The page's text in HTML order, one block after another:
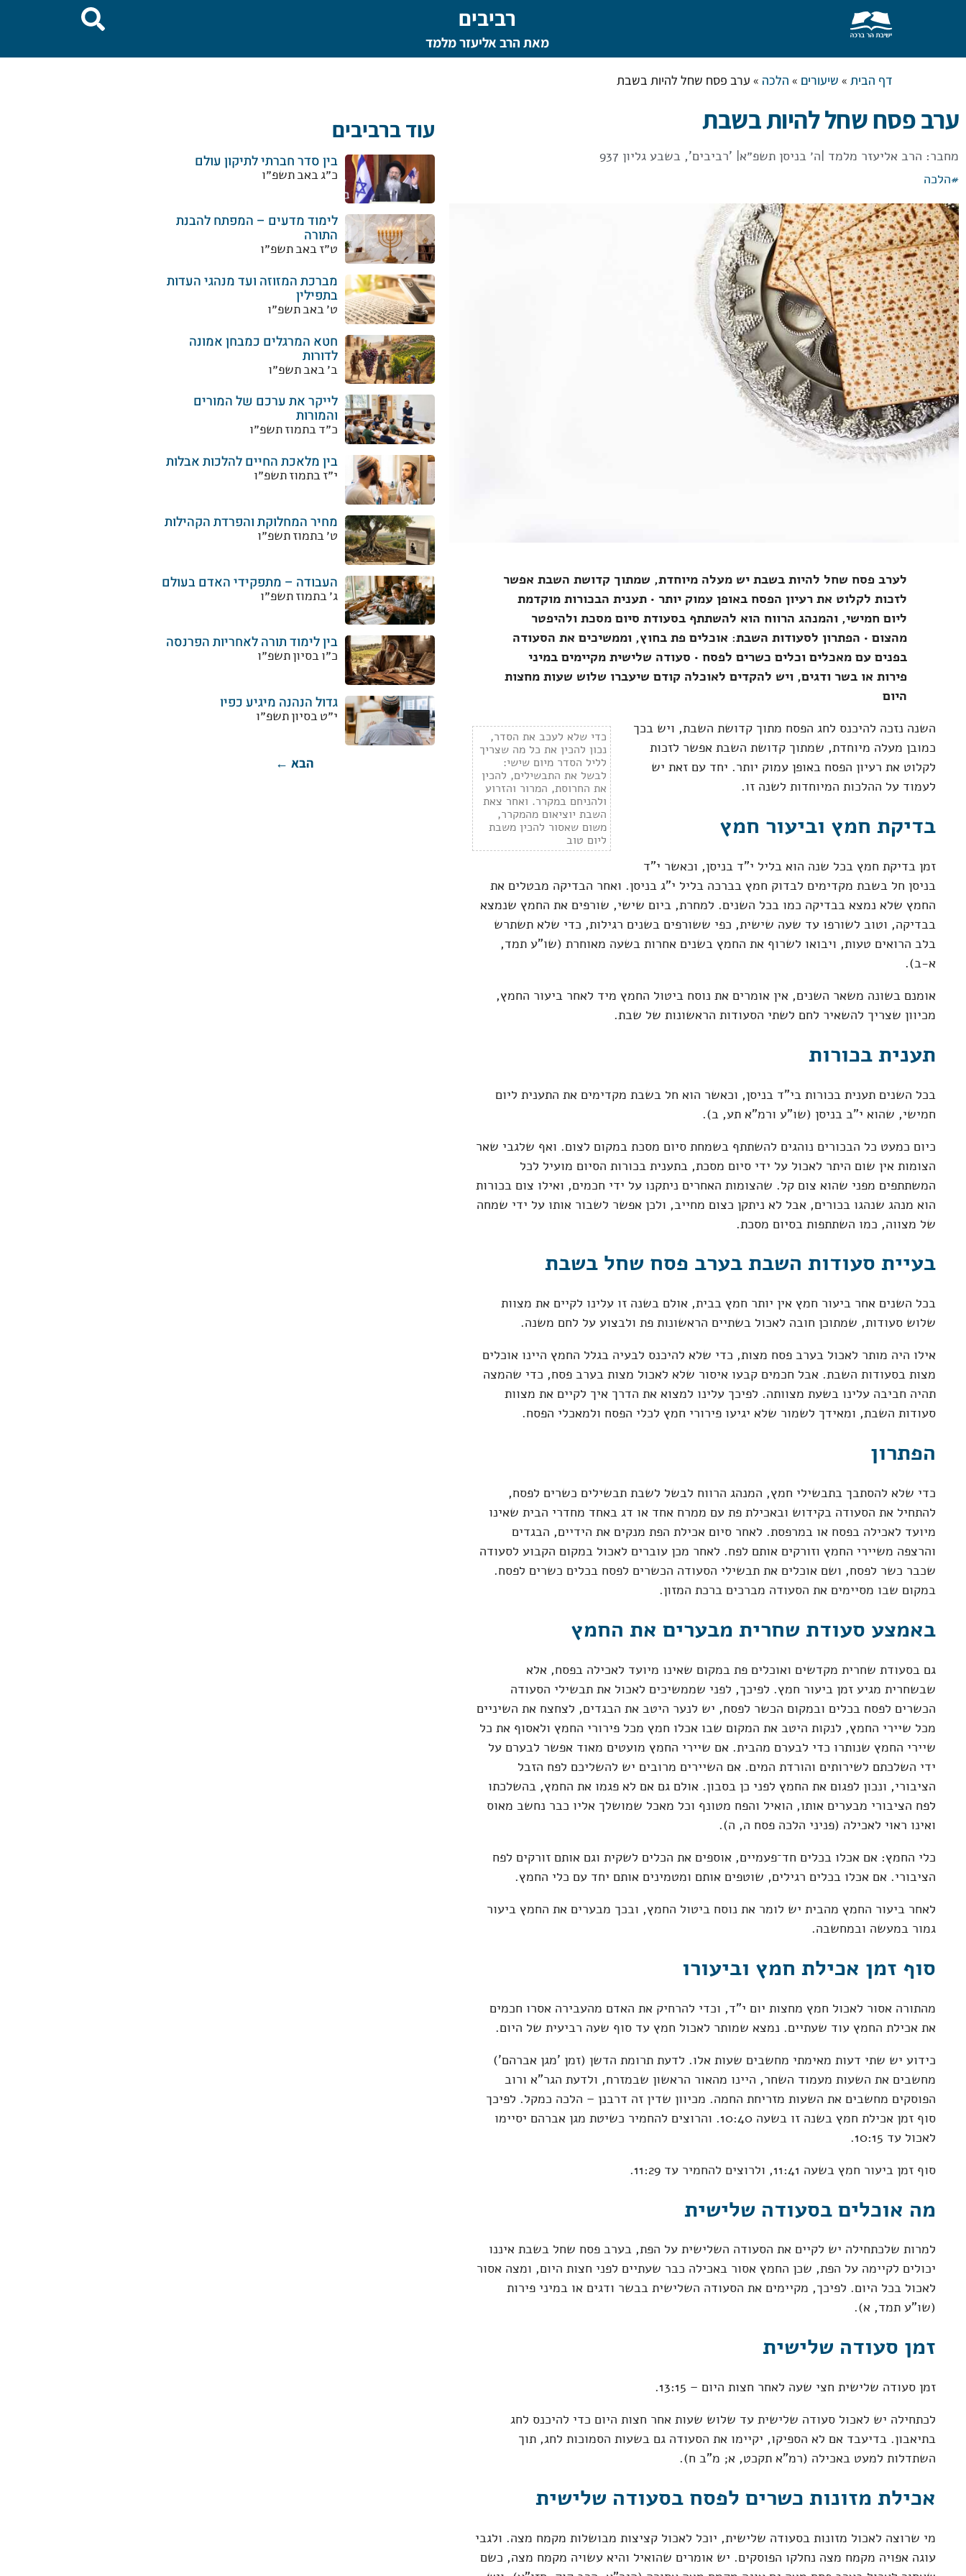
רביבים
מאת הרב אליעזר מלמד
דף הבית » שיעורים » הלכה » ערב פסח שחל להיות בשבת
ערב פסח שחל להיות בשבת
מחבר: הרב אליעזר מלמד |ה׳ בניסן תשפ״א| 'רביבים', בשבע גליון 937
#הלכה
לערב פסח שחל להיות בשבת יש מעלה מיוחדת, שמתוך קדושת השבת אפשר
לזכות לקלוט את רעיון הפסח באופן עמוק יותר • תענית הבכורות מוקדמת
ליום חמישי, והמנהג הרווח הוא להשתתף בסעודת סיום מסכת ולהיפטר
מהצום • הפתרון לסעודות השבת: אוכלים פת בחוץ, וממשיכים את הסעודה
בפנים עם מאכלים וכלים כשרים לפסח • סעודה שלישית מקיימים במיני
פירות או בשר ודגים, ויש להקדים לאוכלה קודם שיעברו שלוש שעות מחצות
היום
כדי שלא לעכב את הסדר,
נכון להכין את כל מה שצריך
לליל הסדר מיום שישי:
לבשל את התבשילים, להכין
את החרוסת, המרור והזרוע
ולהניחם במקרר. ואחר צאת
השבת יוציאום מהמקרר,
משום שאסור להכין משבת
ליום טוב
השנה נזכה להיכנס לחג הפסח מתוך קדושת השבת, ויש בכך
כמובן מעלה מיוחדת, שמתוך קדושת השבת אפשר לזכות
לקלוט את רעיון הפסח באופן עמוק יותר. יחד עם זאת יש
לעמוד על ההלכות המיוחדות לשנה זו.
בדיקת חמץ וביעור חמץ
זמן בדיקת חמץ בכל שנה הוא בליל י"ד בניסן, וכאשר י"ד
בניסן חל בשבת מקדימים לבדוק חמץ בברכה בליל י"ג בניסן. ואחר הבדיקה מבטלים את
החמץ שלא נמצא בבדיקה כמו בכל השנים. למחרת, ביום שישי, שורפים את החמץ שנמצא
בבדיקה, וטוב לשורפו עד שעה שישית, כפי ששורפים בשנים רגילות, כדי שלא תשתרש
בלב הרואים טעות, ויבואו לשרוף את החמץ בשנים אחרות בשעה מאוחרת (שו"ע תמד,
א-ב).
אומנם בשונה משאר השנים, אין אומרים את נוסח ביטול החמץ מיד לאחר ביעור החמץ,
מכיוון שצריך להשאיר לחם לשתי הסעודות הראשונות של שבת.
תענית בכורות
בכל השנים תענית בכורות בי"ד בניסן, וכאשר הוא חל בשבת מקדימים את התענית ליום
חמישי, שהוא י"ב בניסן (שו"ע ורמ"א תע, ב).
כיום כמעט כל הבכורים נוהגים להשתתף בשמחת סיום מסכת במקום לצום. ואף שלגבי שאר
הצומות אין שום היתר לאכול על ידי סיום מסכת, בתענית בכורות הסיום מועיל לכל
המשתתפים מפני שהוא צום קל. שהצומות האחרים ניתקנו על ידי חכמים, ואילו צום בכורות
הוא מנהג שנהגו בכורים, אבל לא ניתקן כצום מחייב, ולכן אפשר לשבור אותו על ידי שמחה
של מצווה, כמו השתתפות בסיום מסכת.
בעיית סעודות השבת בערב פסח שחל בשבת
בכל השנים אחר ביעור חמץ אין יותר חמץ בבית, אולם בשנה זו עלינו לקיים את מצוות
שלוש סעודות, שמתוכן חובה לאכול בשתיים הראשונות פת ולבצוע על לחם משנה.
אילו היה מותר לאכול בערב פסח מצות, כדי שלא להיכנס לבעיה בגלל החמץ היינו אוכלים
מצות בסעודות השבת. אבל חכמים קבעו איסור שלא לאכול מצות בערב פסח, כדי שהמצה
תהיה חביבה עלינו בשעת מצוותה. לפיכך עלינו למצוא את הדרך איך לקיים את מצוות
סעודות השבת, ומאידך לשמור שלא יגיעו פירורי חמץ לכלי הפסח ולמאכלי הפסח.
הפתרון
כדי שלא להסתבך בתבשילי חמץ, המנהג הרווח לבשל לשבת תבשילים כשרים לפסח,
להתחיל את הסעודה בקידוש ובאכילת פת עם ממרח אחד או דג באחד מחדרי הבית שאינו
מיועד לאכילה בפסח או במרפסת. לאחר סיום אכילת הפת מנקים את הידיים, הבגדים
והרצפה משיירי החמץ וזורקים אותם לפח. לאחר מכן עוברים לאכול במקום הקבוע לסעודה
שכבר כשר לפסח, ושם אוכלים את תבשילי הסעודה הכשרים לפסח בכלים כשרים לפסח.
במקום שבו מסיימים את הסעודה מברכים ברכת המזון.
באמצע סעודת שחרית מבערים את החמץ
גם בסעודת שחרית מקדשים ואוכלים פת במקום שאינו מיועד לאכילה בפסח, אלא
שבשחרית מגיע זמן ביעור חמץ. לפיכך, לפני שממשיכים לאכול את תבשילי הסעודה
הכשרים לפסח בכלים ובמקום הכשר לפסח, יש לנער היטב את הבגדים, לצחצח את השיניים
מכל שיירי החמץ, לנקות היטב את המקום שבו אכלו חמץ מכל פירורי החמץ ולאסוף את כל
שיירי החמץ שנותרו כדי לבערם מהבית. אם שיירי החמץ מועטים מאוד אפשר לבערם על
ידי השלכתם לשירותים והורדת המים. אם השיירים מרובים יש להשליכם לפח הזבל
הציבורי, ונכון לפגום את החמץ לפני כן בסבון. אולם גם אם לא פגמו את החמץ, בהשלכתו
לפח הציבורי מבערים אותו, הואיל והפח מטונף וכל מאכל שמושלך אליו כבר נחשב מאוס
ואינו ראוי לאכילה (פניני הלכה פסח ה, ה).
כלי החמץ: אם אכלו בכלים חד־פעמיים, אוספים את הכלים לשקית וגם אותם זורקים לפח
הציבורי. אם אכלו בכלים רגילים, שוטפים אותם ומטמינים אותם יחד עם כלי החמץ.
לאחר ביעור החמץ מהבית יש לומר את נוסח ביטול החמץ, ובכך מבערים את החמץ ביעור
גמור במעשה ובמחשבה.
סוף זמן אכילת חמץ וביעורו
מהתורה אסור לאכול חמץ מחצות יום י"ד, וכדי להרחיק את האדם מהעבירה אסרו חכמים
את אכילת החמץ עוד שעתיים. נמצא שמותר לאכול חמץ עד סוף שעה רביעית של היום.
כידוע יש שתי דעות מאימתי מחשבים שעות אלו. לדעת תרומת הדשן (זמן 'מגן אברהם')
מחשבים את השעות מעמוד השחר, היינו מהאור הראשון שבמזרח, ולדעת הגר"א ורוב
הפוסקים מחשבים את השעות מזריחת החמה. מכיוון שדין זה דרבנן – הלכה כמקל. לפיכך
סוף זמן אכילת חמץ בשנה זו בשעה 10:40. והרוצים להחמיר כשיטת מגן אברהם יסיימו
לאכול עד 10:15.
סוף זמן ביעור חמץ בשעה 11:41, ולרוצים להחמיר עד 11:29.
מה אוכלים בסעודה שלישית
למרות שלכתחילה יש לקיים את הסעודה השלישית על הפת, בערב פסח שחל בשבת איננו
יכולים לקיימה על הפת, שכן החמץ אסור באכילה כבר שעתיים לפני חצות היום, ומצה אסור
לאכול בכל היום. לפיכך, מקיימים את הסעודה השלישית בבשר ודגים או במיני פירות
(שו"ע תמד, א).
זמן סעודה שלישית
זמן סעודה שלישית חצי שעה לאחר חצות היום – 13:15.
לכתחילה יש לאכול סעודה שלישית עד שלוש שעות אחר חצות היום כדי להיכנס לחג
בתיאבון. בדיעבד אם לא הספיקו, יקיימו את הסעודה גם בשעות הסמוכות לחג, תוך
השתדלות למעט באכילה (רמ"א תקכט, א; מ"ב ח).
אכילת מזונות כשרים לפסח בסעודה שלישית
מי שרוצה לאכול מזונות בסעודה שלישית, יוכל לאכול קציצות מבושלות מקמח מצה. ולגבי
עוגה אפויה מקמח מצה נחלקו הפוסקים. יש אומרים שהואיל והיא עשויה מקמח מצה, כשם
עוד ברביבים
בין סדר חברתי לתיקון עולם
כ״ג באב תשפ״ו
לימוד מדעים – המפתח להבנת
התורה
ט״ז באב תשפ״ו
מברכת המזוזה ועד מנהגי העדות
בתפילין
ט׳ באב תשפ״ו
חטא המרגלים כמבחן אמונה
לדורות
ב׳ באב תשפ״ו
לייקר את ערכם של המורים
והמורות
כ״ד בתמוז תשפ״ו
בין מלאכת החיים להלכות אבלות
י״ז בתמוז תשפ״ו
מחיר המחלוקת והפרדת הקהילות
ט׳ בתמוז תשפ״ו
העבודה – מתפקידי האדם בעולם
ג׳ בתמוז תשפ״ו
בין לימוד תורה לאחריות הפרנסה
כ״ו בסיון תשפ״ו
גדול הנהנה מיגיע כפיו
י״ט בסיון תשפ״ו
הבא ←